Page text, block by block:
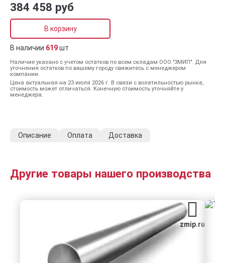
384 458 руб
В корзину
В наличии 619шт
Наличие указано с учетом остатков по всем складам ООО "ЗМИП". Для
уточнения остатков по вашему городу свяжитесь с менеджером
компании.
Цена актуальная на 23 июля 2026 г. В связи с волатильностью рынка,
стоимость может отличаться. Конечную стоимость уточняйте у
менеджера.
Описание Оплата Доставка
Другие товары нашего производства
zmip.ru